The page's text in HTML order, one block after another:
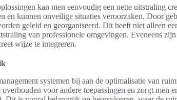
kan men eenvoudig een nette uitstraling
en kunnen onveilige situaties veroorzaken. Door
geleid en georganiseerd. Dit heeft niet alleen
van professionele omgevingen. Eveneens
wijze te integreren.
systemen bij aan de optimalisatie van
voor andere toepassingen en zorgt men